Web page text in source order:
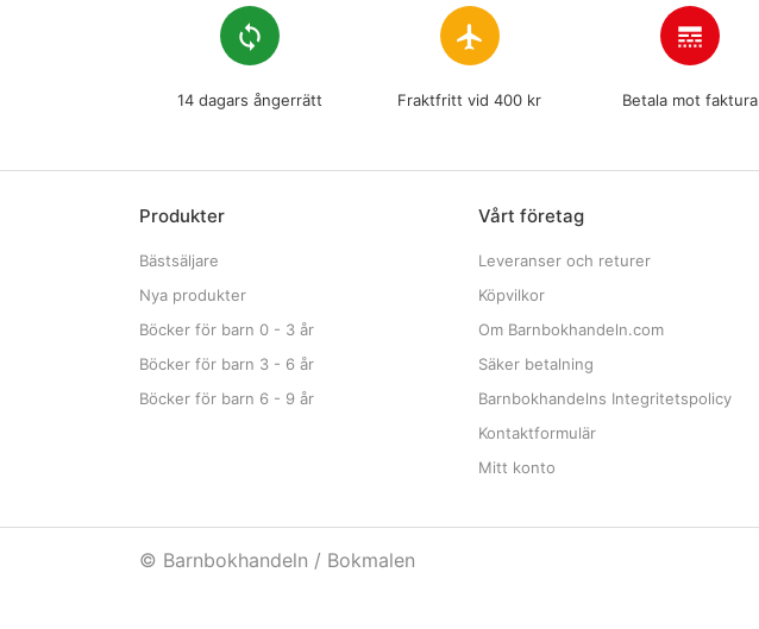
loop
14 dagars ångerrätt
flight
Fraktfritt vid 400 kr
line_style
Betala mot faktura
Produkter
Bästsäljare
Nya produkter
Böcker för barn 0 - 3 år
Böcker för barn 3 - 6 år
Böcker för barn 6 - 9 år
Vårt företag
Leveranser och returer
Köpvilkor
Om Barnbokhandeln.com
Säker betalning
Barnbokhandelns Integritetspolicy
Kontaktformulär
Mitt konto
© Barnbokhandeln / Bokmalen